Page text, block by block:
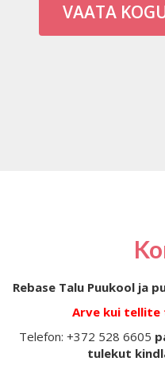
VAATA
Rebase Talu Puukool ja
Arve kui tellite
Telefon: +372 528 6605
tulekut